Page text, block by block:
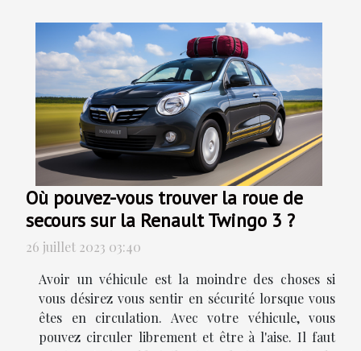
Où pouvez-vous trouver la roue de
secours sur la Renault Twingo 3 ?
26 juillet 2023 03:40
Avoir un véhicule est la moindre des choses si
vous désirez vous sentir en sécurité lorsque vous
êtes en circulation. Avec votre véhicule, vous
pouvez circuler librement et être à l'aise. Il faut